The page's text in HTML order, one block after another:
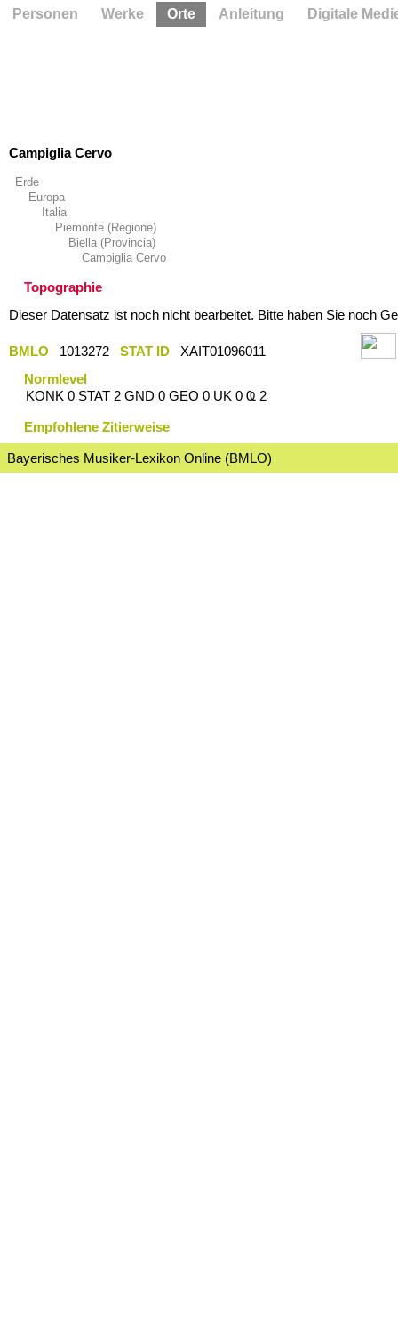
Campiglia Cervo
Erde
Europa
Italia
Piemonte (Regione)
Biella (Provincia)
Campiglia Cervo
Topographie
Dieser Datensatz ist noch nicht bearbeitet. Bitte haben Sie noch
BMLO 1013272 STAT ID
XAIT01096011
Normlevel
KONK 0 STAT 2 GND 0 GEO 0 UK 0 Ҩ 2
Empfohlene Zitierweise
Bayerisches Musiker-Lexikon Online (BMLO)
Personen Werke Orte Anleitung Digitale